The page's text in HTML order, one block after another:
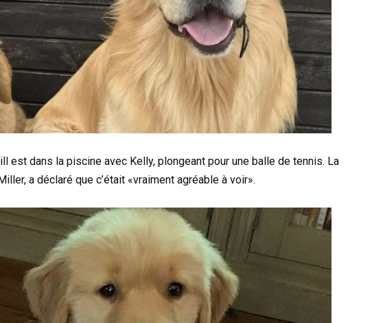
est dans la piscine avec Kelly, plongeant pour une balle de tennis. La
a déclaré que c’était «vraiment agréable à voir».